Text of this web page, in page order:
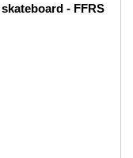
- FFRS